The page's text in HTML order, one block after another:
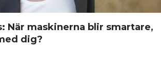
När maskinerna blir smartare,
dig?